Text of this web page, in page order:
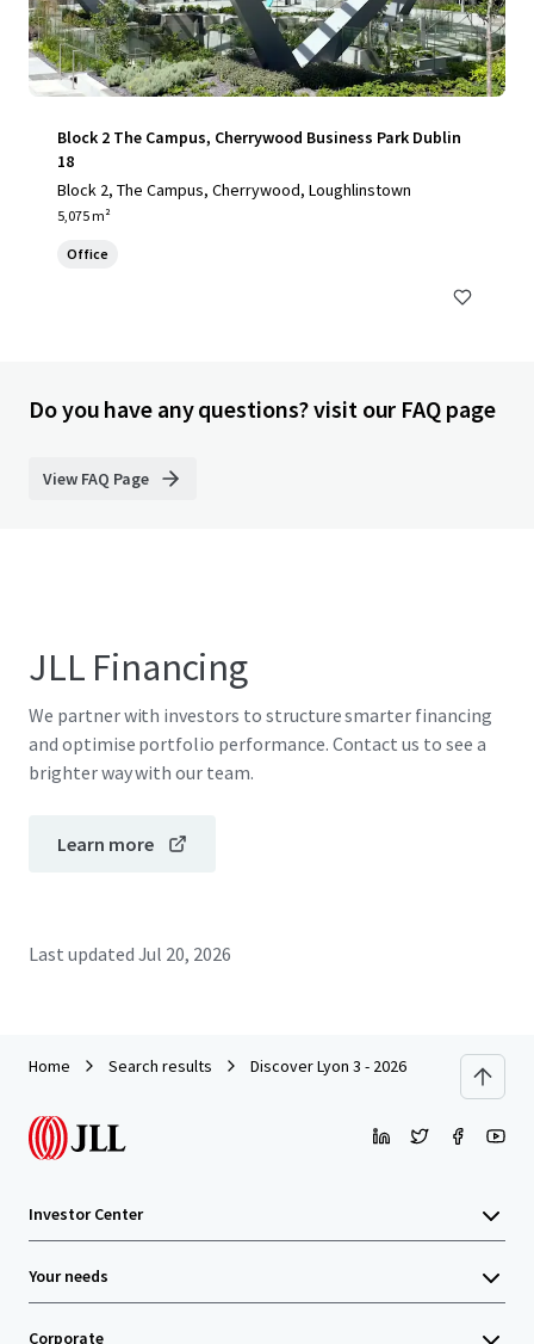
Block 2 The Campus, Cherrywood Business Park Dublin
18
Block 2, The Campus, Cherrywood, Loughlinstown
5,075 m²
Office
Do you have any questions? visit our FAQ page
View FAQ Page
JLL Financing
We partner with investors to structure smarter financing
and optimise portfolio performance. Contact us to see a
brighter way with our team.
Learn more
Last updated Jul 20, 2026
Home Search results Discover Lyon 3 - 2026
Investor Center
Your needs
Corporate